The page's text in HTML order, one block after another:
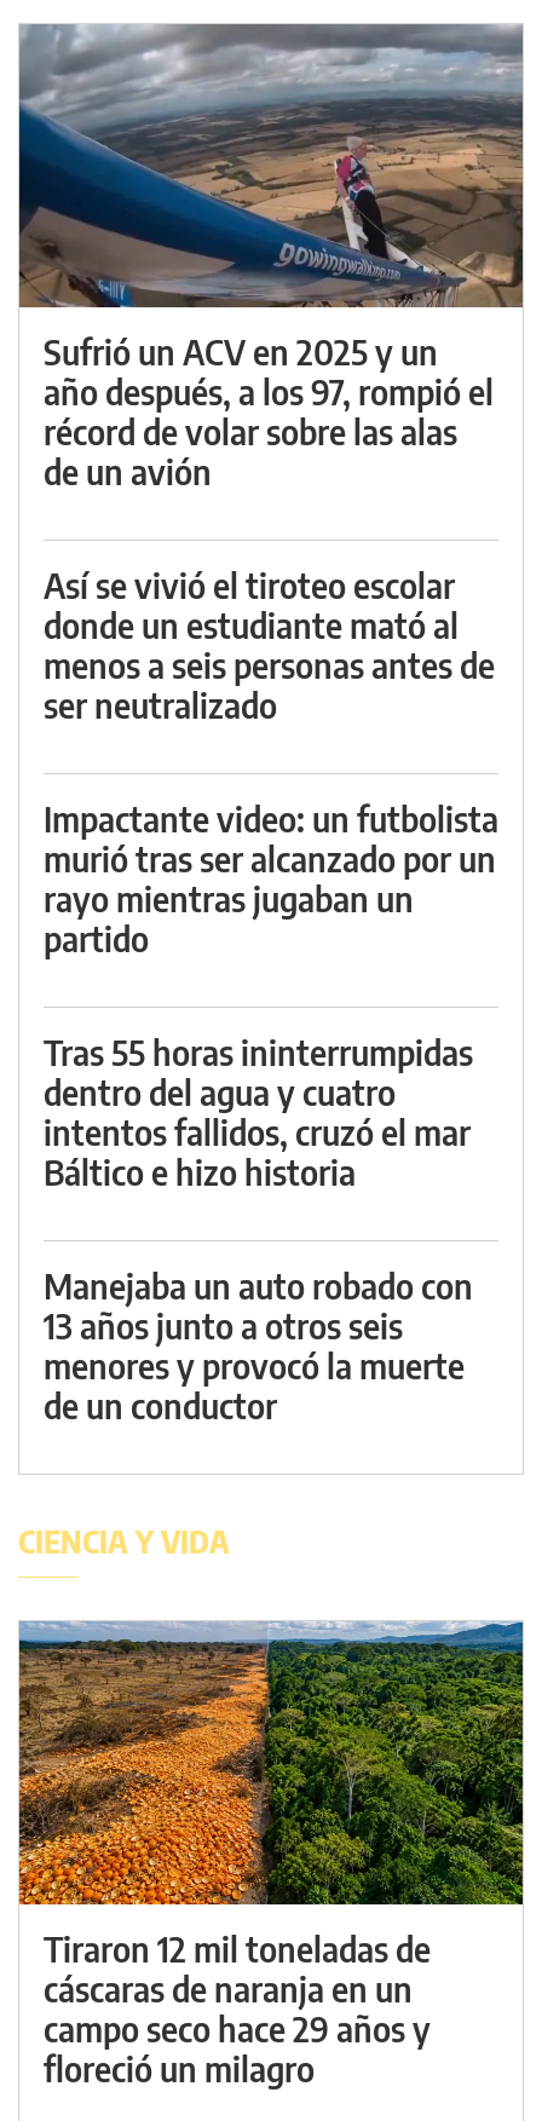
Sufrió un ACV en 2025 y un
año después, a los 97, rompió el
récord de volar sobre las alas
de un avión
Así se vivió el tiroteo escolar
donde un estudiante mató al
menos a seis personas antes de
ser neutralizado
Impactante video: un futbolista
murió tras ser alcanzado por un
rayo mientras jugaban un
partido
Tras 55 horas ininterrumpidas
dentro del agua y cuatro
intentos fallidos, cruzó el mar
Báltico e hizo historia
Manejaba un auto robado con
13 años junto a otros seis
menores y provocó la muerte
de un conductor
CIENCIA Y VIDA
Tiraron 12 mil toneladas de
cáscaras de naranja en un
campo seco hace 29 años y
floreció un milagro